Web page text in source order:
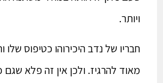
ויותר.
חבריו של נדב היכירוהו כטיפוס שלו
מאוד להרגיז. ולכן אין זה פלא שגם